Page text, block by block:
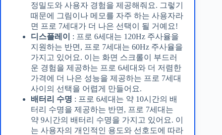
정밀도와 사용자 경험을 제공해줘요. 그렇기
때문에 그림이나 메모를 자주 하는 사용자라
면 프로 7세대가 더 나은 선택이 될 거예요!
디스플레이
: 프로 6세대는 120Hz 주사율을
지원하는 반면, 프로 7세대는 60Hz 주사율을
가지고 있어요. 이는 화면 스크롤이 부드러
운 경험을 제공하는 프로 6세대와 더 저렴한
가격에 더 나은 성능을 제공하는 프로 7세대
사이의 선택을 어렵게 만들어요.
배터리 수명 : 프로 6세대는 약 10시간의 배
터리 수명을 제공하는 반면, 프로 7세대는
약 9시간의 배터리 수명을 가지고 있어요. 이
는 사용자의 개인적인 용도와 선호도에 따라